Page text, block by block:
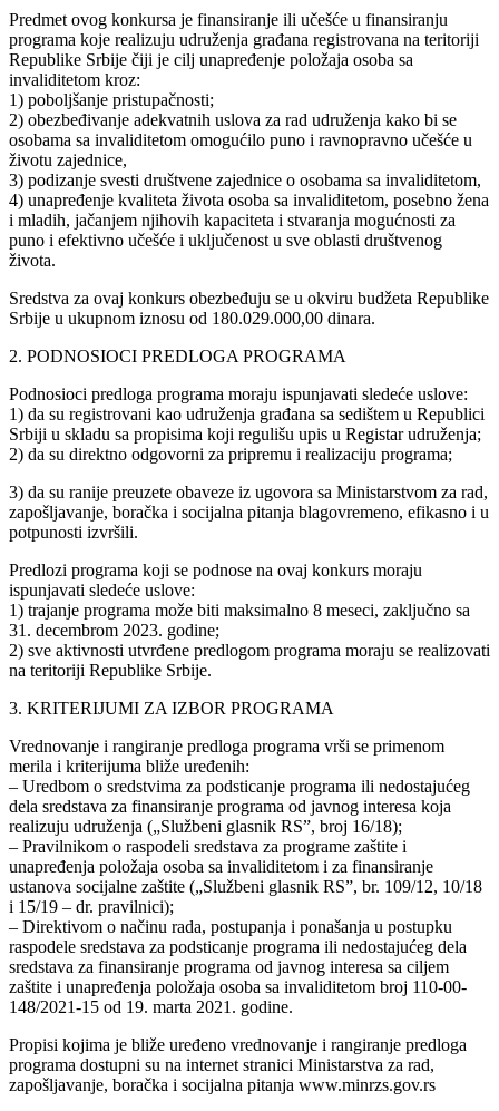
Predmet ovog konkursa je finansiranje ili učešće u finansiranju
programa koje realizuju udruženja građana registrovana na teritoriji
Republike Srbije čiji je cilj unapređenje položaja osoba sa
invaliditetom kroz:
1) poboljšanje pristupačnosti;
2) obezbeđivanje adekvatnih uslova za rad udruženja kako bi se
osobama sa invaliditetom omogućilo puno i ravnopravno učešće u
životu zajednice,
3) podizanje svesti društvene zajednice o osobama sa invaliditetom,
4) unapređenje kvaliteta života osoba sa invaliditetom, posebno žena
i mladih, jačanjem njihovih kapaciteta i stvaranja mogućnosti za
puno i efektivno učešće i uključenost u sve oblasti društvenog
života.
Sredstva za ovaj konkurs obezbeđuju se u okviru budžeta Republike
Srbije u ukupnom iznosu od 180.029.000,00 dinara.
2. PODNOSIOCI PREDLOGA PROGRAMA
Podnosioci predloga programa moraju ispunjavati sledeće uslove:
1) da su registrovani kao udruženja građana sa sedištem u Republici
Srbiji u skladu sa propisima koji regulišu upis u Registar udruženja;
2) da su direktno odgovorni za pripremu i realizaciju programa;
3) da su ranije preuzete obaveze iz ugovora sa Ministarstvom za rad,
zapošljavanje, boračka i socijalna pitanja blagovremeno, efikasno i u
potpunosti izvršili.
Predlozi programa koji se podnose na ovaj konkurs moraju
ispunjavati sledeće uslove:
1) trajanje programa može biti maksimalno 8 meseci, zaključno sa
31. decembrom 2023. godine;
2) sve aktivnosti utvrđene predlogom programa moraju se realizovati
na teritoriji Republike Srbije.
3. KRITERIJUMI ZA IZBOR PROGRAMA
Vrednovanje i rangiranje predloga programa vrši se primenom
merila i kriterijuma bliže uređenih:
– Uredbom o sredstvima za podsticanje programa ili nedostajućeg
dela sredstava za finansiranje programa od javnog interesa koja
realizuju udruženja („Službeni glasnik RS”, broj 16/18);
– Pravilnikom o raspodeli sredstava za programe zaštite i
unapređenja položaja osoba sa invaliditetom i za finansiranje
ustanova socijalne zaštite („Službeni glasnik RS”, br. 109/12, 10/18
i 15/19 – dr. pravilnici);
– Direktivom o načinu rada, postupanja i ponašanja u postupku
raspodele sredstava za podsticanje programa ili nedostajućeg dela
sredstava za finansiranje programa od javnog interesa sa ciljem
zaštite i unapređenja položaja osoba sa invaliditetom broj 110-00-
148/2021-15 od 19. marta 2021. godine.
Propisi kojima je bliže uređeno vrednovanje i rangiranje predloga
programa dostupni su na internet stranici Ministarstva za rad,
zapošljavanje, boračka i socijalna pitanja www.minrzs.gov.rs